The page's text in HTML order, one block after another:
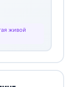
живой